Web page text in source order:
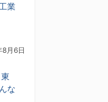
業
月6日
な